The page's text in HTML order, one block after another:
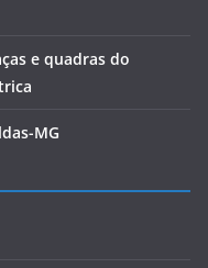
e quadras do
MG